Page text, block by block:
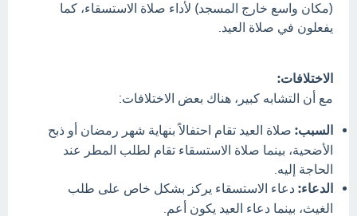
(مكان واسع خارج المسجد) لأداء صلاة الاستسقاء، كما
يفعلون في صلاة العيد.
الاختلافات:
مع أن التشابه كبير، هناك بعض الاختلافات:
السبب: صلاة العيد تقام احتفالاً بنهاية شهر رمضان أو ذبح
الأضحية، بينما صلاة الاستسقاء تقام لطلب المطر عند
الحاجة إليه.
الدعاء: دعاء الاستسقاء يركز بشكل خاص على طلب
الغيث، بينما دعاء العيد يكون أعم.